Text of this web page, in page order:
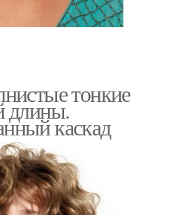
тонкие
длины.
каскад